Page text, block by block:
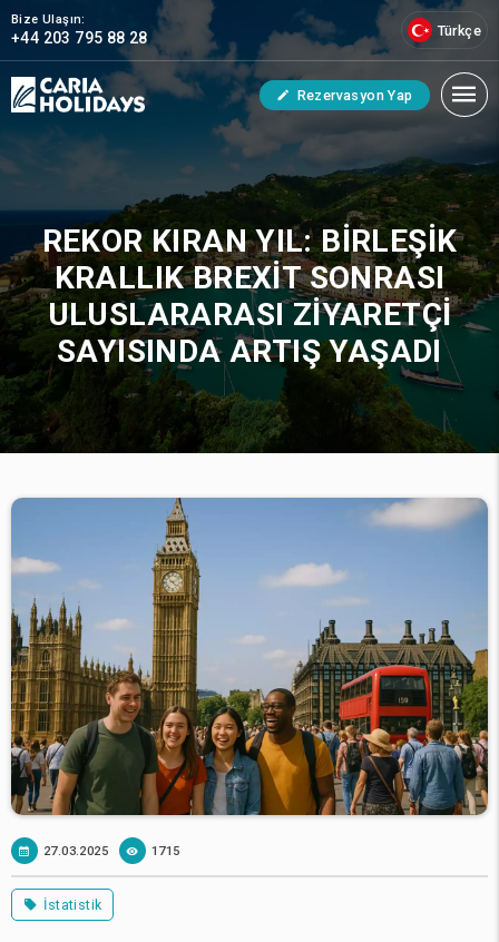
Bize Ulaşın:
+44 203 795 88 28 Türkçe
Rezervasyon Yap
REKOR KIRAN YIL: BIRLEŞIK
KRALLIK BREXIT SONRASI
ULUSLARARASI ZIYARETÇI
SAYISINDA ARTIŞ YAŞADI
27.03.2025 1715
İstatistik